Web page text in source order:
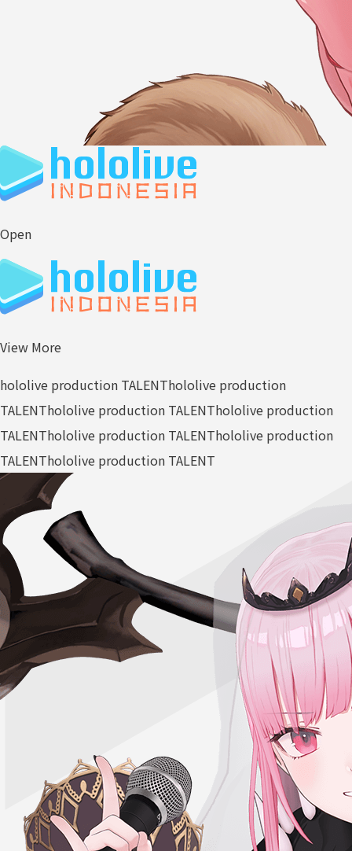
Open
View More
hololive production TALENThololive production
TALENThololive production TALENThololive production
TALENThololive production TALENThololive production
TALENThololive production TALENT